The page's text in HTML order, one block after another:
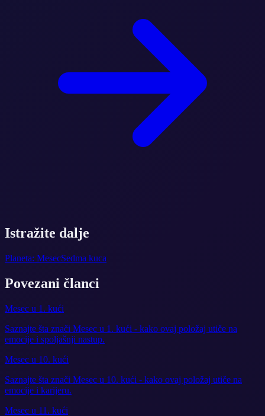
Istražite dalje
Planeta: MesecSedma kuca
Povezani članci
Mesec u 1. kući
Saznajte šta znači Mesec u 1. kući - kako ovaj položaj utiče na
emocije i spoljašnji nastup.
Mesec u 10. kući
Saznajte šta znači Mesec u 10. kući - kako ovaj položaj utiče na
emocije i karijeru.
Mesec u 11. kući